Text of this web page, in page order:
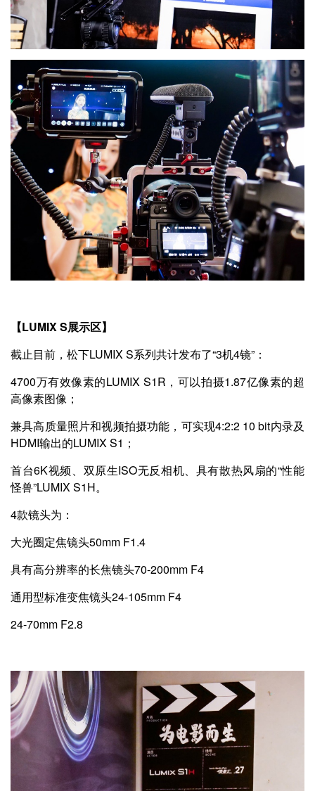
【LUMIX S展示区】
截止目前，松下LUMIX S系列共计发布了“3机4镜”：
4700万有效像素的LUMIX S1R，可以拍摄1.87亿像素的超
高像素图像；
兼具高质量照片和视频拍摄功能，可实现4:2:2 10 bit内录及
HDMI输出的LUMIX S1；
首台6K视频、双原生ISO无反相机、具有散热风扇的“性能
怪兽”LUMIX S1H。
4款镜头为：
大光圈定焦镜头50mm F1.4
具有高分辨率的长焦镜头70-200mm F4
通用型标准变焦镜头24-105mm F4
24-70mm F2.8